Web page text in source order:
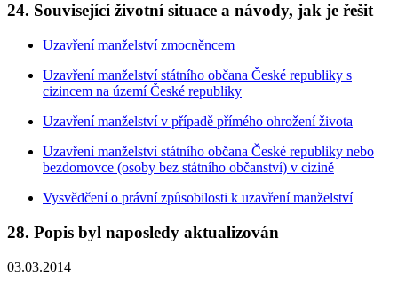
24. Související životní situace a návody, jak je řešit
Uzavření manželství zmocněncem
Uzavření manželství státního občana České republiky s
cizincem na území České republiky
Uzavření manželství v případě přímého ohrožení života
Uzavření manželství státního občana České republiky nebo
bezdomovce (osoby bez státního občanství) v cizině
Vysvědčení o právní způsobilosti k uzavření manželství
28. Popis byl naposledy aktualizován
03.03.2014